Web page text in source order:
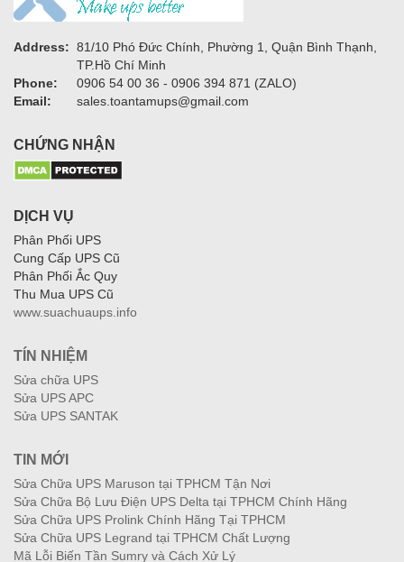
Address: 81/10 Phó Đức Chính, Phường 1, Quận Bình Thạnh,
TP.Hồ Chí Minh
Phone:
0906 54 00 36 - 0906 394 871 (ZALO)
Email:
sales.toantamups@gmail.com
CHỨNG NHẬN
DỊCH VỤ
Phân Phối UPS
Cung Cấp UPS Cũ
Phân Phối Ắc Quy
Thu Mua UPS Cũ
www.suachuaups.info
TÍN NHIỆM
Sửa chữa UPS
Sửa UPS APC
Sửa UPS SANTAK
TIN MỚI
Sửa Chữa UPS Maruson tại TPHCM Tận Nơi
Sửa Chữa Bộ Lưu Điện UPS Delta tại TPHCM Chính Hãng
Sửa Chữa UPS Prolink Chính Hãng Tại TPHCM
Sửa Chữa UPS Legrand tại TPHCM Chất Lượng
Mã Lỗi Biến Tần Sumry và Cách Xử Lý